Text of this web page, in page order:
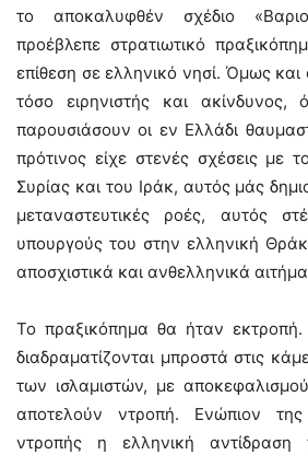
το αποκαλυφθέν σχέδιο
προέβλεπε στρατιωτικό
επίθεση σε ελληνικό νησί. Όμως και
τόσο ειρηνιστής και
παρουσιάσουν οι εν Ελλάδι
πρότινος είχε στενές σχέσεις με
Συρίας και του Ιράκ, αυτός μάς
μεταναστευτικές ροές, αυτός
υπουργούς του στην ελληνική
αποσχιστικά και ανθελληνικά
Το πραξικόπημα θα ήταν
διαδραματίζονται μπροστά στις
των ισλαμιστών, με
αποτελούν ντροπή. Ενώπιον
ντροπής η ελληνική αντίδραση